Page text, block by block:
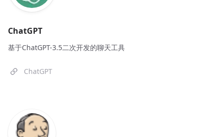
ChatGPT
基于ChatGPT-3.5二次开发的聊天工具
ChatGPT